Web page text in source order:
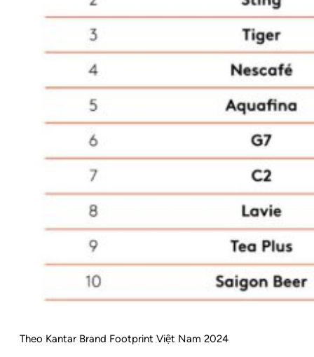
Theo Kantar Brand Footprint Việt Nam 2024